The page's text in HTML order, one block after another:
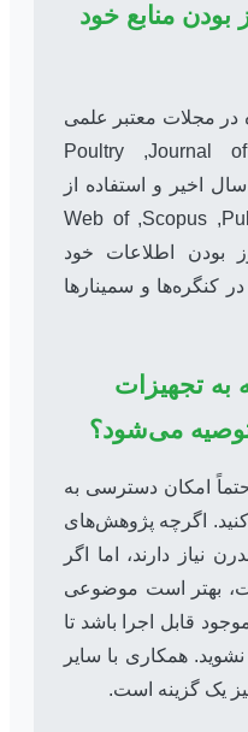
بودن منابع خود
در مجلات معتبر علمی
Journal
,
Poultry
) در ۵ سال اخیر و استفاده از
,
Scopus
,
Web of
بودن اطلاعات خود
کنگره‌ها و سمینارها
به تجهیزات
توصیه می‌شود؟
امکان دسترسی به
اگرچه پژوهش‌های
نیاز دارند، اما اگر
بهتر است موضوعی
قابل اجرا باشد تا
همکاری با سایر
یک گزینه است.